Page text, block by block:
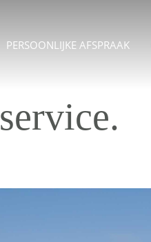
PERSOONLIJKE AFSPRAAK